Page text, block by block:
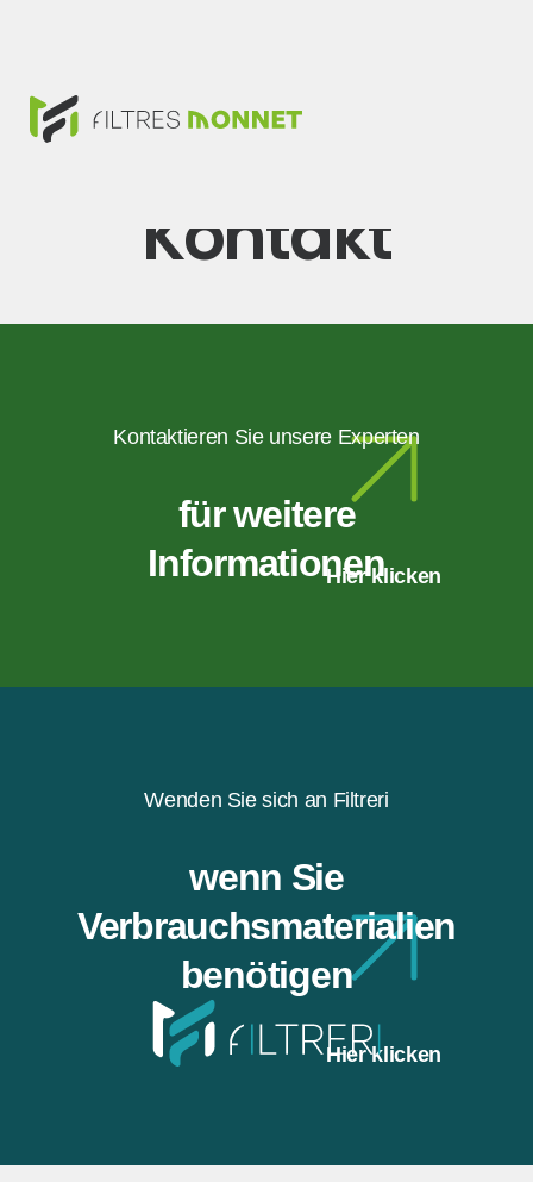
Kontakt
Kontaktieren Sie unsere Experten
für weitere
InformationenHier klicken
Wenden Sie sich an Filtreri
wenn Sie
Verbrauchsmaterialien
benötigen
Hier klicken